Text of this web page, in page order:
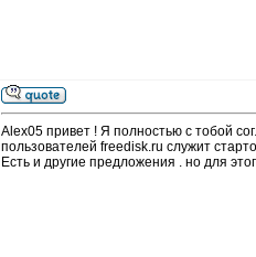
Alex05 привет ! Я полностью с тобой
пользователей freedisk.ru служит
Есть и другие предложения . но для